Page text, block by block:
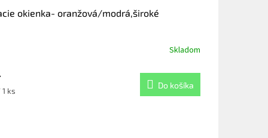
okienka- oranžová/modrá,široké
Skladom
ks
Do košíka